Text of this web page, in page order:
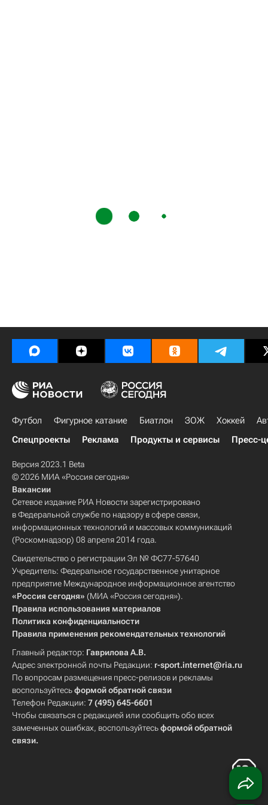
Футбол Фигурное катание Биатлон ЗОЖ Хоккей
Спецпроекты
Реклама Продукты и сервисы Пресс-
Версия 2023.1 Beta
© 2026 МИА «Россия сегодня»
Вакансии
Сетевое издание РИА Новости зарегистрировано
в Федеральной службе по надзору в сфере связи,
информационных технологий и массовых коммуникаций
(Роскомнадзор) 08 апреля 2014 года.
Свидетельство о регистрации Эл № ФС77-57640
Учредитель: Федеральное государственное унитарное
предприятие Международное информационное агентство
«Россия сегодня» (МИА «Россия сегодня»).
Правила использования материалов
Политика конфиденциальности
Правила применения рекомендательных технологий
Главный редактор: Гаврилова А.В.
Адрес электронной почты Редакции: r-sport.internet@ria.ru
По вопросам размещения пресс-релизов и рекламы
воспользуйтесьформой обратной связи
Телефон Редакции: 7 (495) 645-6601
Чтобы связаться с редакцией или сообщить обо всех
замеченных ошибках, воспользуйтесьформой обратной
связи.